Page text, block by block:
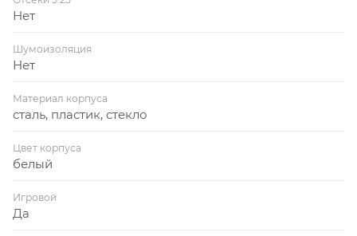
Нет
Шумоизоляция
Нет
Материал корпуса
сталь, пластик, стекло
Цвет корпуса
белый
Игровой
Да